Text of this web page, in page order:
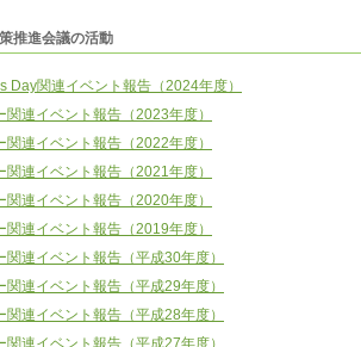
推進会議の活動
Day関連イベント報告（2024年度）
関連イベント報告（2023年度）
関連イベント報告（2022年度）
関連イベント報告（2021年度）
関連イベント報告（2020年度）
関連イベント報告（2019年度）
関連イベント報告（平成30年度）
関連イベント報告（平成29年度）
関連イベント報告（平成28年度）
関連イベント報告（平成27年度）